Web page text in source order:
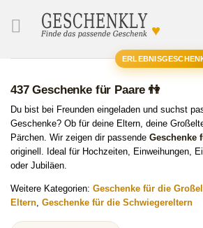
♥
437 Geschenke für Paare 👫
Du bist bei Freunden eingeladen und suchst
Geschenke? Ob für deine Eltern, deine
Pärchen. Wir zeigen dir passende Geschenke
originell. Ideal für Hochzeiten, Einweihungen,
oder Jubiläen.
Weitere Kategorien: Geschenke für die
Eltern, Geschenke für die Schwiegereltern